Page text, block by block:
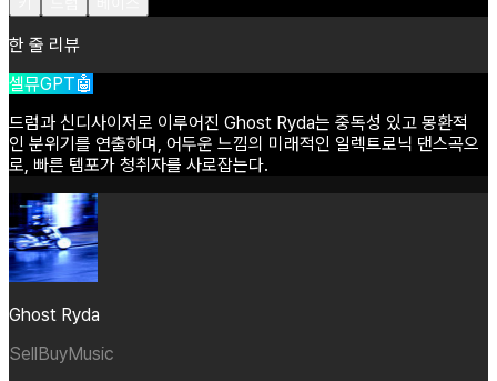
한 줄 리뷰
셀뮤GPT🤖
드럼과 신디사이저로 이루어진 Ghost Ryda는 중독성 있고 몽환적
인 분위기를 연출하며, 어두운 느낌의 미래적인 일렉트로닉 댄스곡으
로, 빠른 템포가 청취자를 사로잡는다.
Ghost Ryda
SellBuyMusic